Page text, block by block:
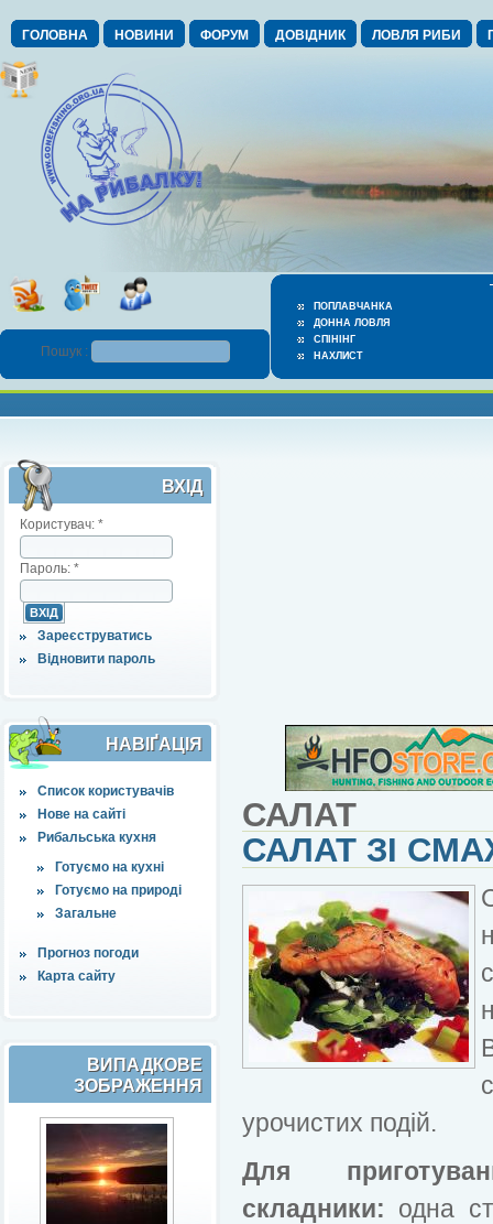
ГОЛОВНА НОВИНИ ФОРУМ ДОВІДНИК ЛОВЛЯ РИБИ
ПОПЛАВЧАНКА
ДОННА ЛОВЛЯ
СПІНІНГ
НАХЛИСТ
Пошук :
ВХІД
Користувач: *
Пароль: *
Зареєструватись
Відновити пароль
НАВІҐАЦІЯ
Список користувачів
Нове на сайті
Рибальська кухня
Готуємо на кухні
Готуємо на природі
Загальне
Прогноз погоди
Карта сайту
ВИПАДКОВЕ
ЗОБРАЖЕННЯ
САЛАТ
САЛАТ ЗІ
урочистих подій.
Для
складники: одна